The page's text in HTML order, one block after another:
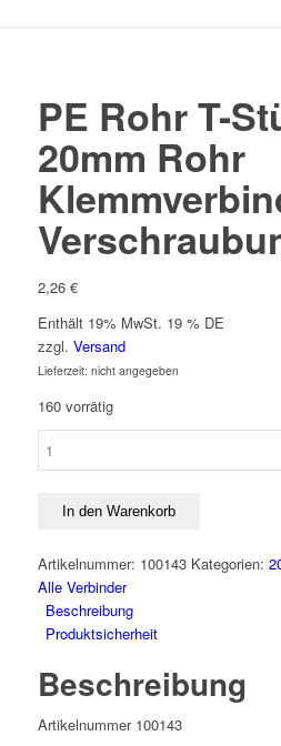
PE Rohr T-
20mm Rohr
2,26 €
Enthält 19% MwSt. 19 % DE
zzgl. Versand
Lieferzeit: nicht angegeben
160 vorrätig
Stück
20mm
Rohr
Klemmverbinder
Fitting
Menge
In den Warenkorb
Artikelnummer: 100143 Kategorien:
Alle Verbinder
Beschreibung
Produktsicherheit
Beschreibung
Artikelnummer 100143